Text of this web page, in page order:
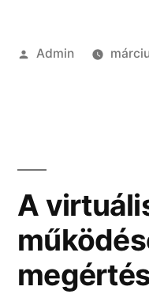
Szerző:
Admin
A